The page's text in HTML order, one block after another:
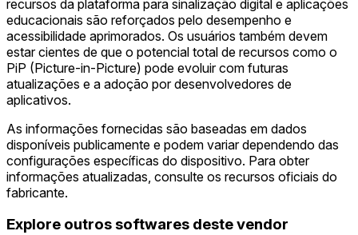
recursos da plataforma para sinalização digital e aplicações
educacionais são reforçados pelo desempenho e
acessibilidade aprimorados. Os usuários também devem
estar cientes de que o potencial total de recursos como o
PiP (Picture-in-Picture) pode evoluir com futuras
atualizações e a adoção por desenvolvedores de
aplicativos.
As informações fornecidas são baseadas em dados
disponíveis publicamente e podem variar dependendo das
configurações específicas do dispositivo. Para obter
informações atualizadas, consulte os recursos oficiais do
fabricante.
Explore outros softwares deste vendor